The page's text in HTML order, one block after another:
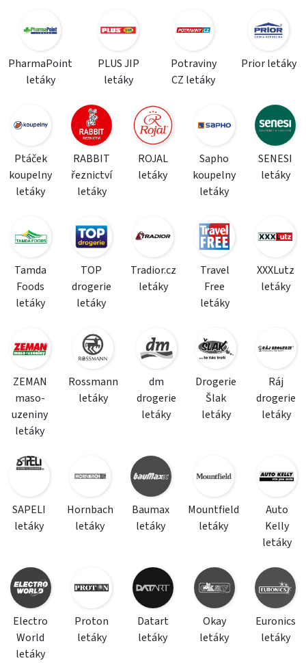
PharmaPoint
letáky
PLUS JIP
letáky
Potraviny
CZ letáky
Prior letáky
Ptáček
koupelny
letáky
RABBIT
řeznictví
letáky
ROJAL
letáky
Sapho
koupelny
letáky
SENESI
letáky
Tamda
Foods
letáky
TOP
drogerie
letáky
Tradior.cz
letáky
Travel
Free
letáky
XXXLutz
letáky
ZEMAN
maso-
uzeniny
letáky
Rossmann
letáky
dm
drogerie
letáky
Drogerie
Šlak
letáky
Ráj
drogerie
letáky
SAPELI
letáky
Hornbach
letáky
Baumax
letáky
Mountfield
letáky
Auto
Kelly
letáky
Electro
World
letáky
Proton
letáky
Datart
letáky
Okay
letáky
Euronics
letáky